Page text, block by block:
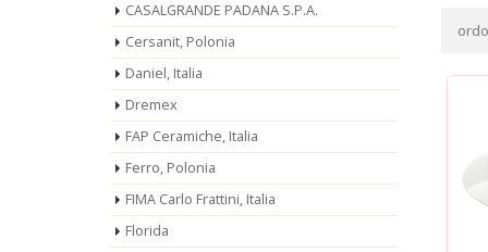
CASALGRANDE PADANA S.P.A.
Cersanit, Polonia
Daniel, Italia
Dremex
FAP Ceramiche, Italia
Ferro, Polonia
FIMA Carlo Frattini, Italia
Florida